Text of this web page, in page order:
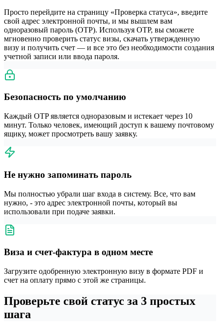
Просто перейдите на страницу «Проверка статуса», введите
свой адрес электронной почты, и мы вышлем вам
одноразовый пароль (OTP). Используя OTP, вы сможете
мгновенно проверить статус визы, скачать утвержденную
визу и получить счет — и все это без необходимости создания
учетной записи или ввода пароля.
Безопасность по умолчанию
Каждый OTP является одноразовым и истекает через 10
минут. Только человек, имеющий доступ к вашему почтовому
ящику, может просмотреть вашу заявку.
Не нужно запоминать пароль
Мы полностью убрали шаг входа в систему. Все, что вам
нужно, - это адрес электронной почты, который вы
использовали при подаче заявки.
Виза и счет-фактура в одном месте
Загрузите одобренную электронную визу в формате PDF и
счет на оплату прямо с этой же страницы.
Проверьте свой статус за 3 простых
шага